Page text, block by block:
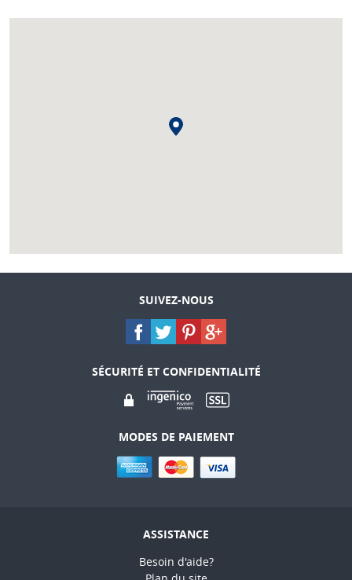
SUIVEZ-NOUS
SÉCURITÉ ET CONFIDENTIALITÉ
MODES DE PAIEMENT
ASSISTANCE
Besoin d'aide?